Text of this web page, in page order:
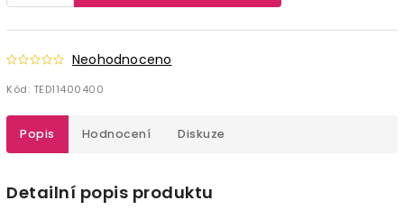
Neohodnoceno
Kód: TED11400400
Popis Hodnocení Diskuze
Detailní popis produktu